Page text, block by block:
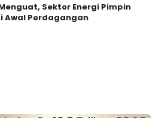
Sektor Energi Pimpin
Awal Perdagangan